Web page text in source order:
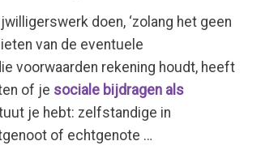
doen, ‘zolang het geen
van de eventuele
voorwaarden rekening houdt, heeft
of je sociale bijdragen als
je hebt: zelfstandige in
of echtgenote …